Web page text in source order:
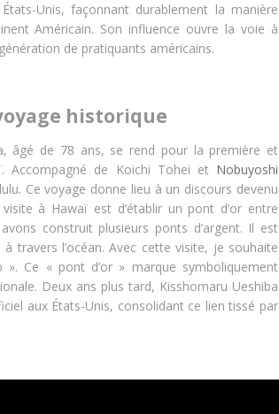
Unis, façonnant durablement la manière
Américain. Son influence ouvre la voie à
de pratiquants américains.
historique
âgé de 78 ans, se rend pour la première et
Accompagné de Koichi Tohei et Nobuyoshi
Ce voyage donne lieu à un discours devenu
à Hawaï est d’établir un pont d’or entre
construit plusieurs ponts d’argent. Il est
travers l’océan. Avec cette visite, je souhaite
». Ce « pont d’or » marque symboliquement
Deux ans plus tard, Kisshomaru Ueshiba
aux États-Unis, consolidant ce lien tissé par